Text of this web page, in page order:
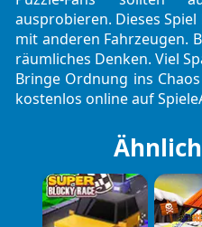
ausprobieren. Dieses
mit anderen Fahrzeugen.
räumliches Denken. Viel
Bringe Ordnung ins
kostenlos online auf